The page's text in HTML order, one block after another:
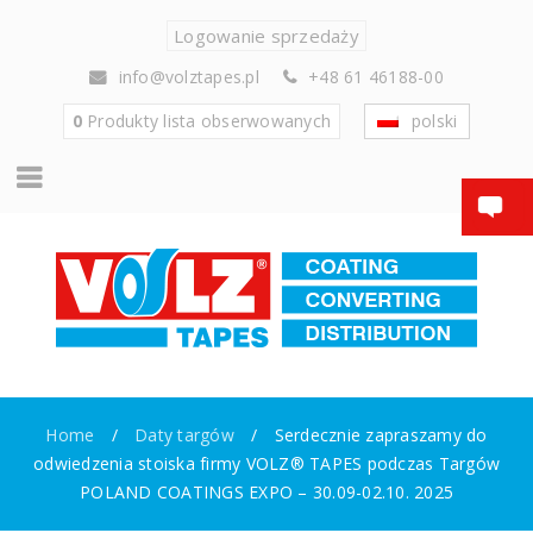
Logowanie sprzedaży
info@volztapes.pl
+48 61 46188-00
0Produkty lista obserwowanych polski
Home / Daty targów /
Serdecznie zapraszamy do
odwiedzenia stoiska firmy VOLZ® TAPES podczas Targów
POLAND COATINGS EXPO – 30.09-02.10. 2025